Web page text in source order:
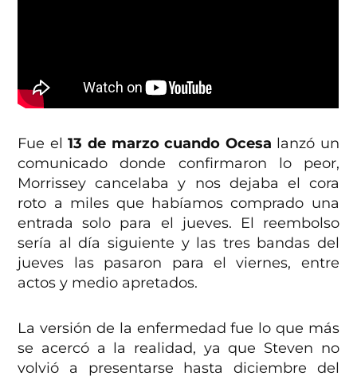
Fue el13 de marzo cuando Ocesa lanzó un
comunicado donde confirmaron lo peor,
Morrissey cancelaba y nos dejaba el cora
roto a miles que habíamos comprado una
entrada solo para el jueves. El reembolso
sería al día siguiente y las tres bandas del
jueves las pasaron para el viernes, entre
actos y medio apretados.
La versión de la enfermedad fue lo que más
se acercó a la realidad, ya que Steven no
volvió a presentarse hasta diciembre del